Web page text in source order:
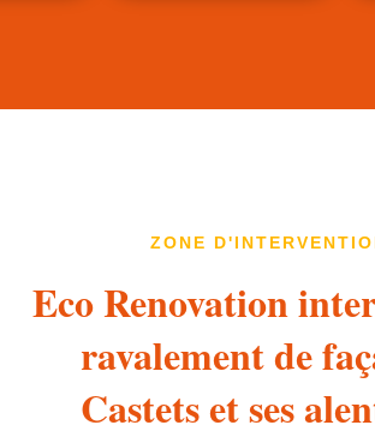
ZONE
Eco Renovation
ravalement de
Castets et ses